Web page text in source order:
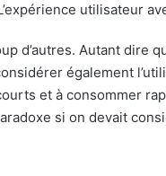
utilisateur
d’autres. Autant dire
également
et à consommer
si on devait